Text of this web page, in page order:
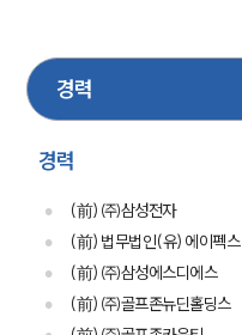
경력
(前) ㈜삼성전자
(前) 법무법인(유) 에이펙스
(前) ㈜삼성에스디에스
(前) ㈜골프존뉴딘홀딩스